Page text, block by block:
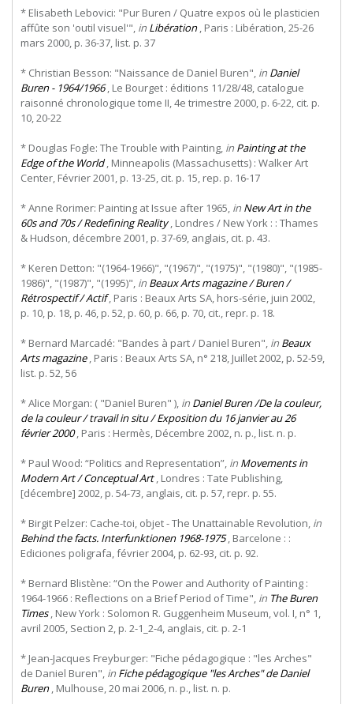
* Elisabeth Lebovici: "Pur Buren / Quatre expos où le plasticien
affûte son 'outil visuel'", in Libération, Paris : Libération, 25-26
mars 2000, p. 36-37, list. p. 37
* Christian Besson: "Naissance de Daniel Buren", in Daniel
Buren - 1964/1966, Le Bourget : éditions 11/28/48, catalogue
raisonné chronologique tome II, 4e trimestre 2000, p. 6-22, cit. p.
10, 20-22
* Douglas Fogle: The Trouble with Painting, in Painting at the
Edge of the World, Minneapolis (Massachusetts) : Walker Art
Center, Février 2001, p. 13-25, cit. p. 15, rep. p. 16-17
* Anne Rorimer: Painting at Issue after 1965, in New Art in the
60s and 70s / Redefining Reality, Londres / New York : : Thames
& Hudson, décembre 2001, p. 37-69, anglais, cit. p. 43.
* Keren Detton: "(1964-1966)", "(1967)", "(1975)", "(1980)", "(1985-
1986)", "(1987)", "(1995)", in Beaux Arts magazine / Buren /
Rétrospectif / Actif, Paris : Beaux Arts SA, hors-série, juin 2002,
p. 10, p. 18, p. 46, p. 52, p. 60, p. 66, p. 70, cit., repr. p. 18.
* Bernard Marcadé: "Bandes à part / Daniel Buren", in Beaux
Arts magazine, Paris : Beaux Arts SA, n° 218, Juillet 2002, p. 52-59,
list. p. 52, 56
* Alice Morgan: ( "Daniel Buren" ), in Daniel Buren /De la couleur,
de la couleur / travail in situ / Exposition du 16 janvier au 26
février 2000, Paris : Hermès, Décembre 2002, n. p., list. n. p.
* Paul Wood: “Politics and Representation”, in Movements in
Modern Art / Conceptual Art, Londres : Tate Publishing,
[décembre] 2002, p. 54-73, anglais, cit. p. 57, repr. p. 55.
* Birgit Pelzer: Cache-toi, objet - The Unattainable Revolution, in
Behind the facts. Interfunktionen 1968-1975, Barcelone : :
Ediciones poligrafa, février 2004, p. 62-93, cit. p. 92.
* Bernard Blistène: “On the Power and Authority of Painting :
1964-1966 : Reflections on a Brief Period of Time", in The Buren
Times, New York : Solomon R. Guggenheim Museum, vol. I, n° 1,
avril 2005, Section 2, p. 2-1_2-4, anglais, cit. p. 2-1
* Jean-Jacques Freyburger: "Fiche pédagogique : "les Arches"
de Daniel Buren", in Fiche pédagogique "les Arches" de Daniel
Buren, Mulhouse, 20 mai 2006, n. p., list. n. p.